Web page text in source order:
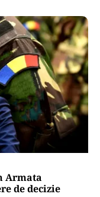
Armata
de decizie